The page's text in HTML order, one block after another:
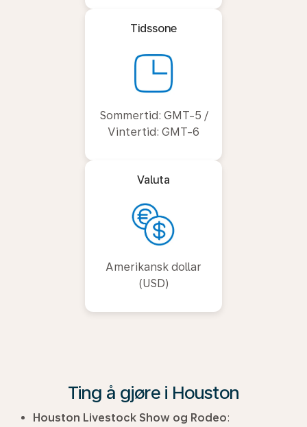
Tidssone
Sommertid: GMT-5 /
Vintertid: GMT-6
Valuta
Amerikansk dollar
(USD)
Ting å gjøre i Houston
Houston Livestock Show og Rodeo: